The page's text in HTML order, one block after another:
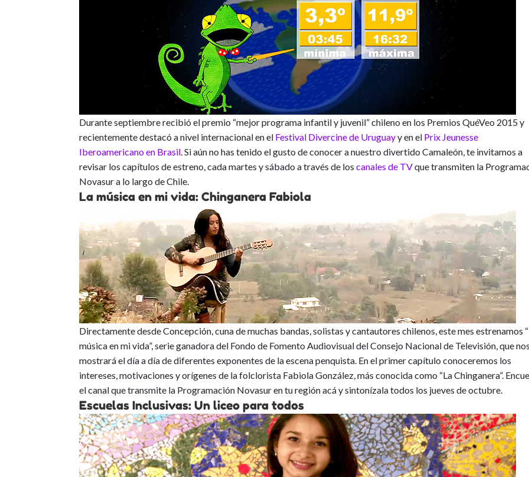
Durante septiembre recibió el premio “mejor programa infantil y juvenil” chileno en los Premios QuéVeo 2015 y
recientemente destacó a nivel internacional en el Festival Divercine de Uruguayy en el Prix Jeunesse
Iberoamericano en Brasil. Si aún no has tenido el gusto de conocer a nuestro divertido Camaleón, te invitamos a
revisar los capítulos de estreno, cada martes y sábado a través de loscanales de TVque transmiten la
Novasur a lo largo de Chile.
La música en mi vida: Chinganera Fabiola
Directamente desde Concepción, cuna de muchas bandas, solistas y cantautores chilenos, este mes estrenamos
música en mi vida”, serie ganadora del Fondo de Fomento Audiovisual del Consejo Nacional de Televisión, que
mostrará el día a día de diferentes exponentes de la escena penquista. En el primer capítulo conoceremos los
intereses, motivaciones y orígenes de la folclorista Fabiola González, más conocida como “La Chinganera”.
el canal que transmite la Programación Novasur en tu región acá y sintonízala todos los jueves de octubre.
Escuelas Inclusivas: Un liceo para todos